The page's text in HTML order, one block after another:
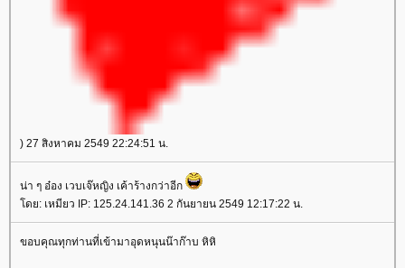
) 27 สิงหาคม 2549 22:24:51 น.
น่า ๆ อ๋อง เวบเจ๊หญิง เค้าร้างกว่าอีก
ดย: เหมียว IP: 125.24.141.36 2 กันยายน 2549 12:17:22 น.
ขอบคุณทุกท่านที่เข้ามาอุดหนุนน๊าก๊าบ หิหิ